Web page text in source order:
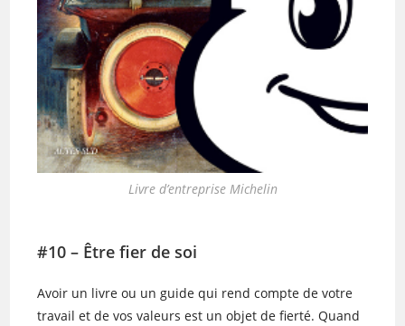
Livre d’entreprise Michelin
#10 – Être fier de soi
Avoir un livre ou un guide qui rend compte de votre
travail et de vos valeurs est un objet de fierté. Quand